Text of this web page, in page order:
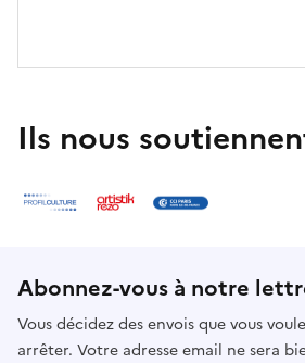
Un accompagnateur, le jardinier
l’exploration du lieu.
Ils nous
Abonnez-vous à notre
Vous décidez des envois que vous
arrêter. Votre adresse email ne sera